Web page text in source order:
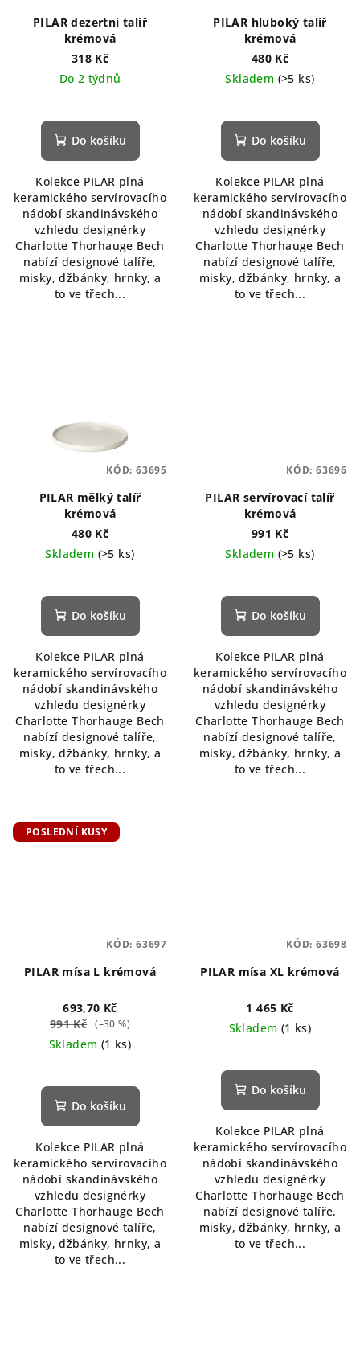
PILAR dezertní talíř
krémová
318 Kč
Do 2 týdnů
Do košíku
Kolekce PILAR plná
keramického servírovacího
nádobí skandinávského
vzhledu designérky
Charlotte Thorhauge Bech
nabízí designové talíře,
misky, džbánky, hrnky, a
to ve třech...
PILAR hluboký talíř
krémová
480 Kč
Skladem (>5 ks)
Do košíku
Kolekce PILAR plná
keramického servírovacího
nádobí skandinávského
vzhledu designérky
Charlotte Thorhauge Bech
nabízí designové talíře,
misky, džbánky, hrnky, a
to ve třech...
PILAR mělký talíř
krémová
480 Kč
Skladem (>5 ks)
Do košíku
Kolekce PILAR plná
keramického servírovacího
nádobí skandinávského
vzhledu designérky
Charlotte Thorhauge Bech
nabízí designové talíře,
misky, džbánky, hrnky, a
to ve třech...
KÓD: 63695
PILAR servírovací talíř
krémová
991 Kč
Skladem (>5 ks)
Do košíku
Kolekce PILAR plná
keramického servírovacího
nádobí skandinávského
vzhledu designérky
Charlotte Thorhauge Bech
nabízí designové talíře,
misky, džbánky, hrnky, a
to ve třech...
KÓD: 63696
POSLEDNÍ KUSY
PILAR mísa L krémová
693,70 Kč
991 Kč (–30 %)
Skladem (1 ks)
Do košíku
Kolekce PILAR plná
keramického servírovacího
nádobí skandinávského
vzhledu designérky
Charlotte Thorhauge Bech
nabízí designové talíře,
misky, džbánky, hrnky, a
to ve třech...
KÓD: 63697
PILAR mísa XL krémová
1 465 Kč
Skladem (1 ks)
Do košíku
Kolekce PILAR plná
keramického servírovacího
nádobí skandinávského
vzhledu designérky
Charlotte Thorhauge Bech
nabízí designové talíře,
misky, džbánky, hrnky, a
to ve třech...
KÓD: 63698